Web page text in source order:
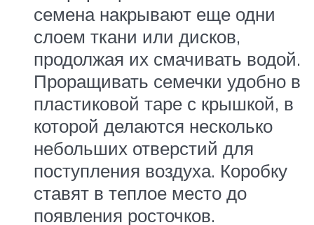
семена накрывают еще одни
слоем ткани или дисков,
продолжая их смачивать водой.
Проращивать семечки удобно в
пластиковой таре с крышкой, в
которой делаются несколько
небольших отверстий для
поступления воздуха. Коробку
ставят в теплое место до
появления росточков.